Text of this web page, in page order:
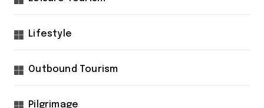
Lifestyle
Outbound Tourism
Pilgrimage